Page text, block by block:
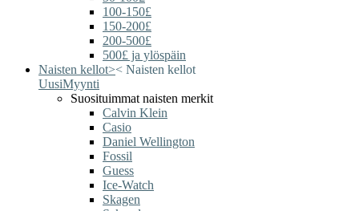
100-150£
150-200£
200-500£
500£ ja ylöspäin
Naisten kellot>< Naisten kellot
UusiMyynti
Suosituimmat naisten merkit
Calvin Klein
Casio
Daniel Wellington
Fossil
Guess
Ice-Watch
Skagen